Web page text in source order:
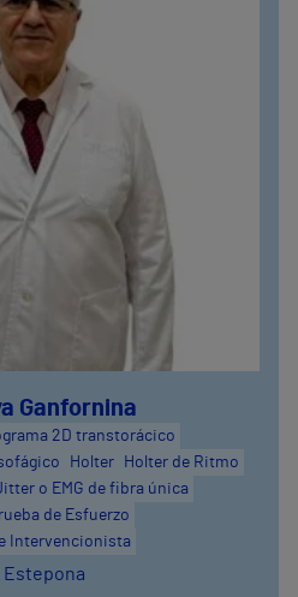
Ganfornina
2D transtorácico
Holter
Holter de Ritmo
o EMG de fibra única
de Esfuerzo
Intervencionista
Estepona